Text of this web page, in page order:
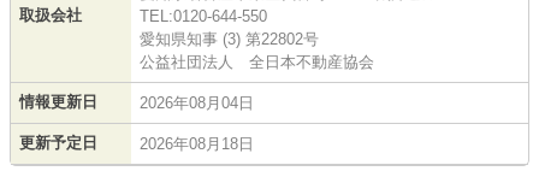
取扱会社
TEL:0120-644-550
愛知県知事 (3) 第22802号
公益社団法人 全日本不動産協会
情報更新日 2026年08月04日
更新予定日 2026年08月18日